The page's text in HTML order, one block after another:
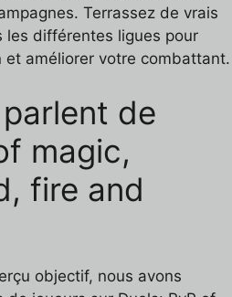
Terrassez de vrais
les différentes ligues pour
améliorer votre combattant.
de
magic,
fire and
objectif, nous avons